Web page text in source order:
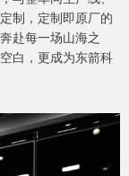
制，定制即原厂的
赴每一场山海之
白，更成为东箭科